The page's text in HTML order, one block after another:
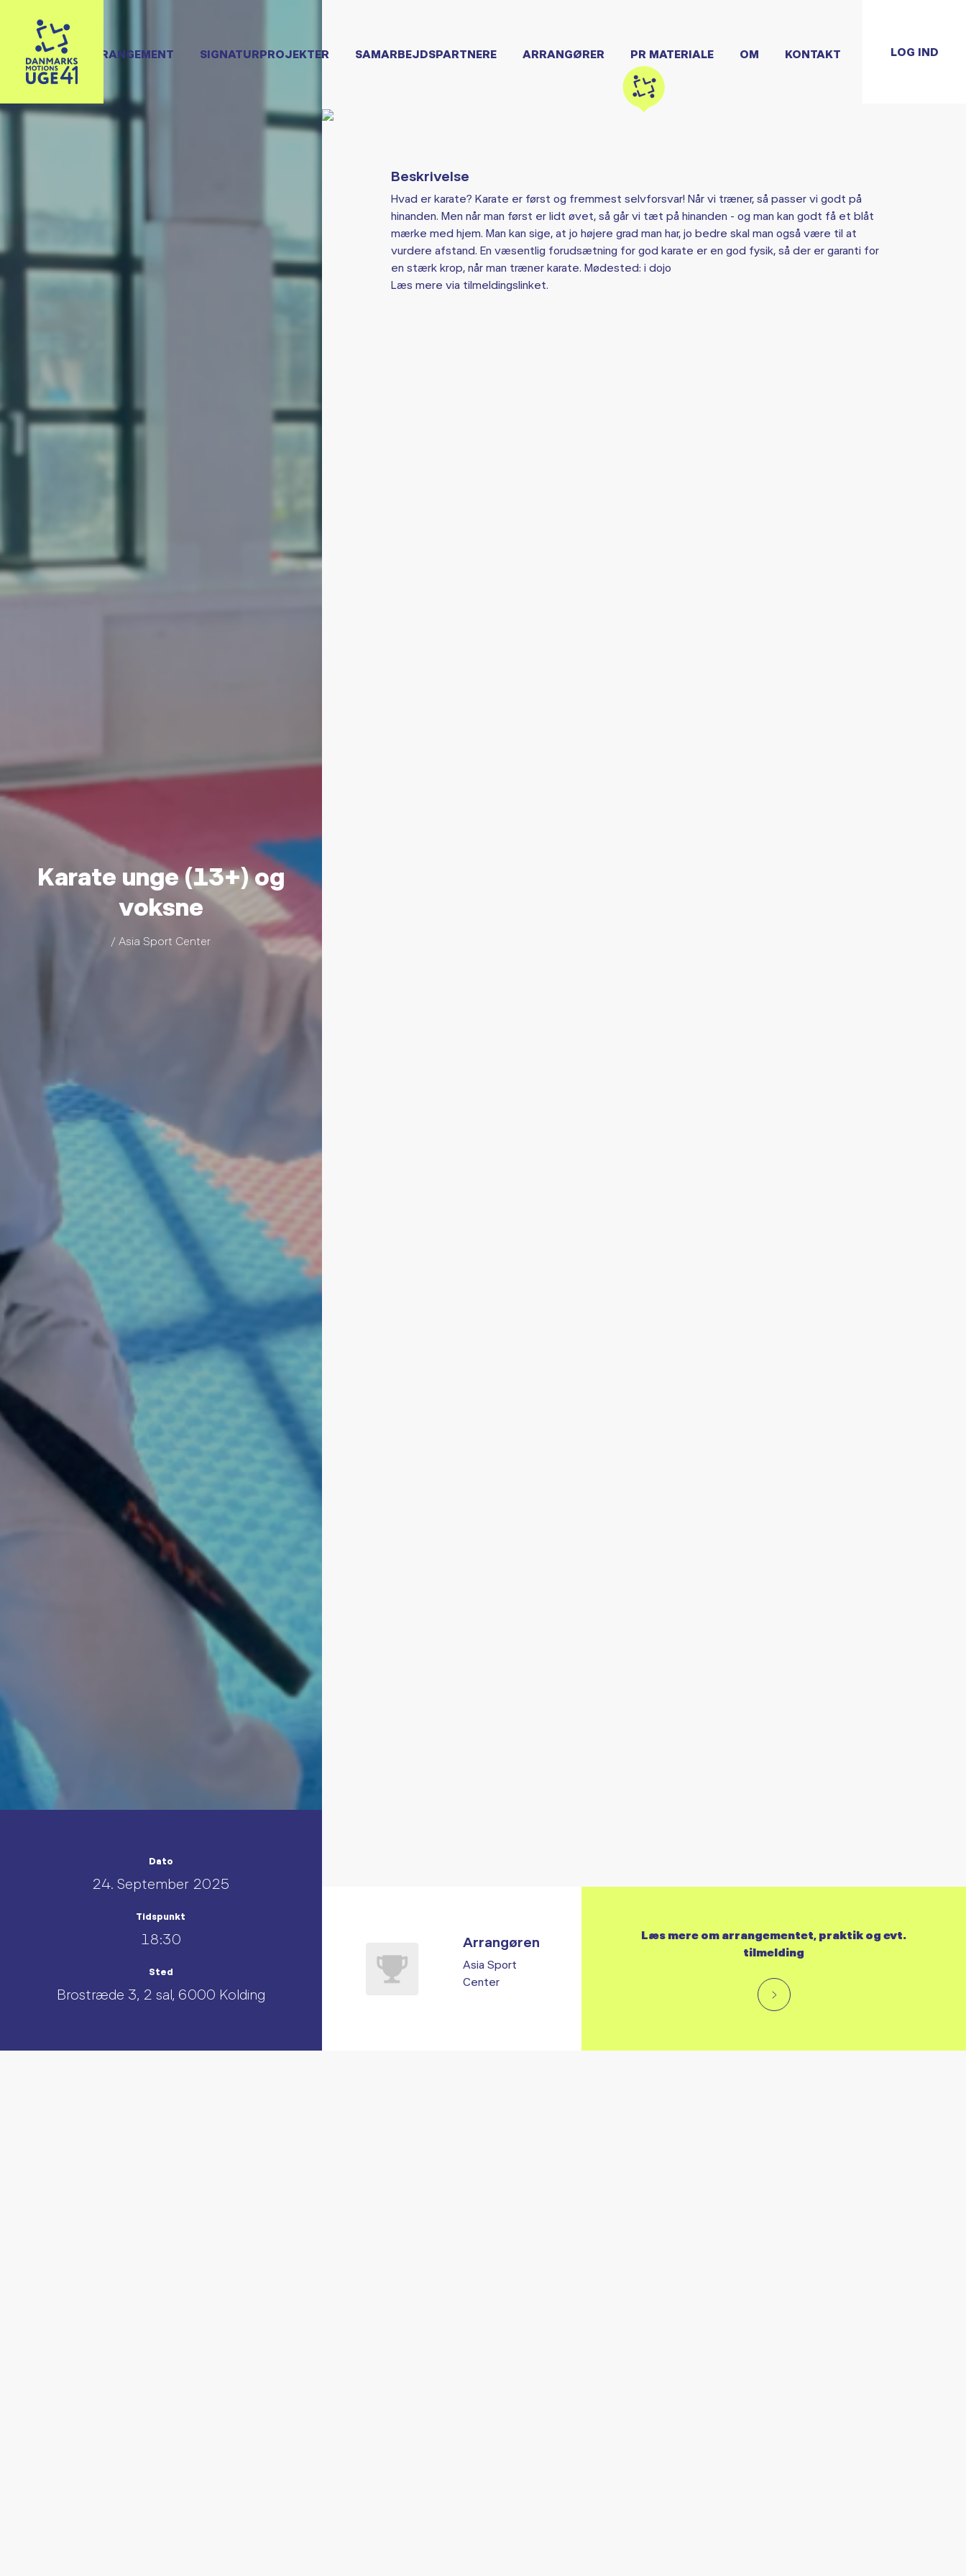
OPRET ARRANGEMENT SIGNATURPROJEKTER SAMARBEJDSPARTNERE ARRANGØRER PR MATERIALE OM KONTAKT LOG IND
Karate unge (13+) og
voksne
/ Asia Sport Center
Dato
24. September 2025
Tidspunkt
18:30
Sted
Brostræde 3, 2 sal, 6000 Kolding
Beskrivelse
Hvad er karate? Karate er først og fremmest selvforsvar! Når vi træner, så passer vi godt på
hinanden. Men når man først er lidt øvet, så går vi tæt på hinanden - og man kan godt få et blåt
mærke med hjem. Man kan sige, at jo højere grad man har, jo bedre skal man også være til at
vurdere afstand. En væsentlig forudsætning for god karate er en god fysik, så der er garanti for
en stærk krop, når man træner karate. Mødested: i dojo
Læs mere via tilmeldingslinket.
Arrangøren
Asia Sport
Center
Læs mere om arrangementet, praktik og evt.
tilmelding